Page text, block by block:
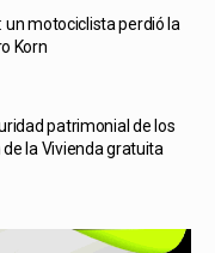
un motociclista perdió la
Korn
patrimonial de los
la Vivienda gratuita